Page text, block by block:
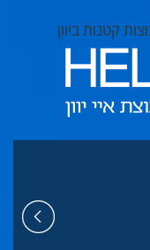
קטנות ביוון